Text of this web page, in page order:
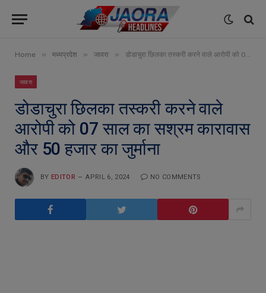
Home » मध्यप्रदेश » जावरा » डोडाचुरा छिलका तस्करी करने वाले आरोपी को 07 साल का सश्रम कारावास और 50 हजार का जुर्माना
जावरा
डोडाचुरा छिलका तस्करी करने वाले
आरोपी को 07 साल का सश्रम कारावास
और 50 हजार का जुर्माना
BY EDITOR APRIL 6, 2024 NO COMMENTS